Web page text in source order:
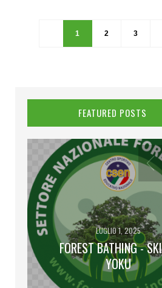
1 2 3
FEATURED POSTS
LUGLIO 1, 2025
FOREST BATHING -
YOKU